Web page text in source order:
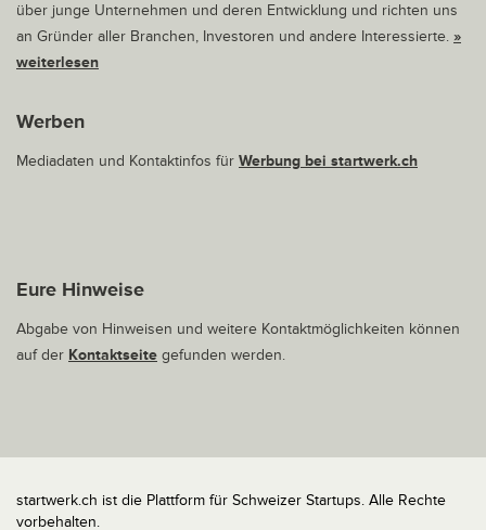
über junge Unternehmen und deren Entwicklung und richten uns
an Gründer aller Branchen, Investoren und andere Interessierte. »
weiterlesen
Werben
Mediadaten und Kontaktinfos für Werbung bei startwerk.ch
Eure Hinweise
Abgabe von Hinweisen und weitere Kontaktmöglichkeiten können
auf der Kontaktseite gefunden werden.
startwerk.ch ist die Plattform für Schweizer Startups. Alle Rechte
vorbehalten.